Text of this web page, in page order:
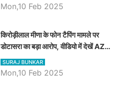
Mon,10 Feb 2025
किरोड़ीलाल मीणा के फोन टैपिंग मामले पर
डोटासरा का बड़ा आरोप, वीडियो में देखें AZ
बड़ी खबरें
SURAJ BUNKAR
Mon,10 Feb 2025